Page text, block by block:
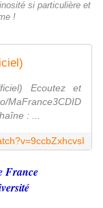
si particulière et
!
Ecoutez et
: ...
France